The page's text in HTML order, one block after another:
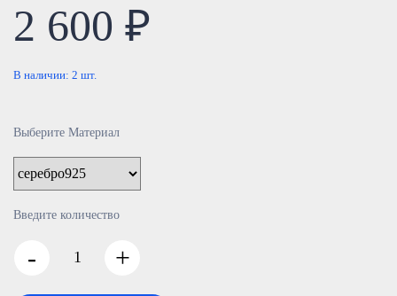
2 600 ₽
В наличии: 2 шт.
Выберите Материал
Введите количество
- +